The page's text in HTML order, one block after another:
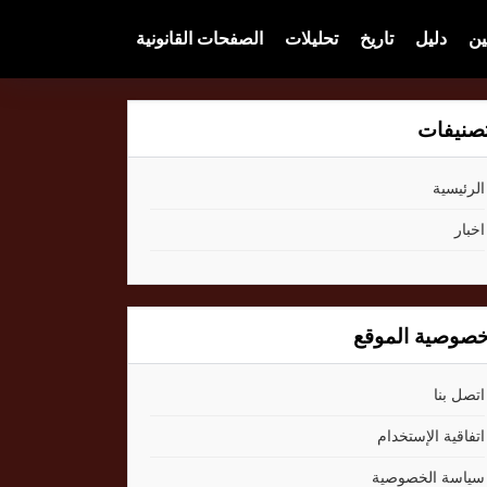
دليل تاريخ تحليلات الصفحات القانونية
الرئيسية
اخبار
الموقع
اتصل بنا
اتفاقية الإستخدام
سياسة الخصوصية